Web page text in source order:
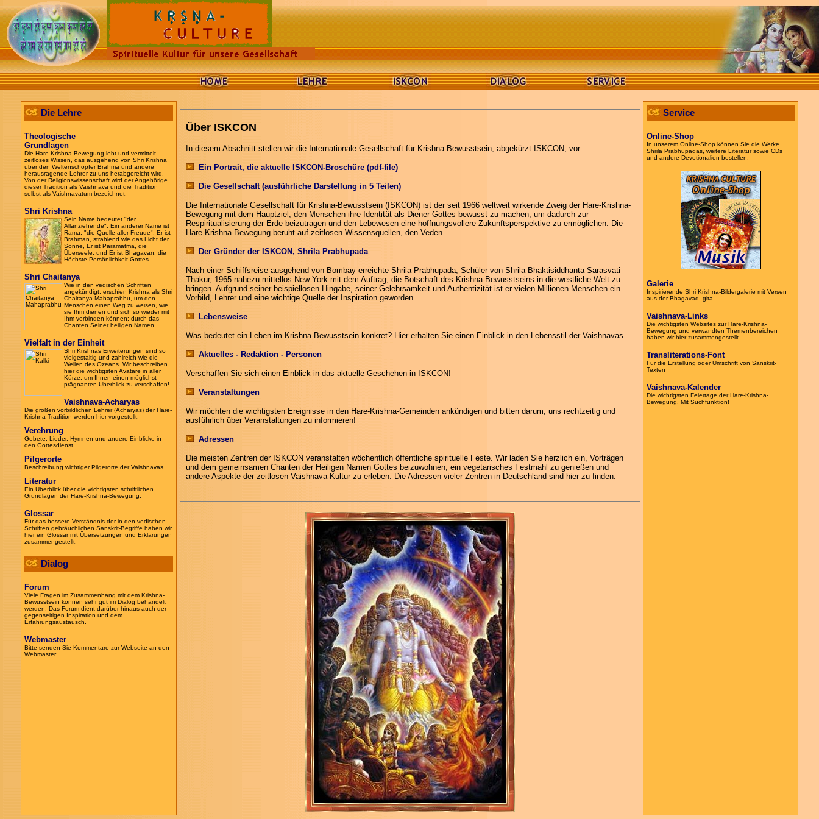
Die Lehre
Theologische
Grundlagen
Die Hare-Krishna-Bewegung lebt und vermittelt
zeitloses Wissen, das ausgehend von Shri Krishna
über den Weltenschöpfer Brahma und andere
herausragende Lehrer zu uns herabgereicht wird.
Von der Religionswissenschaft wird der Angehörige
dieser Tradition als Vaishnava und die Tradition
selbst als Vaishnavatum bezeichnet.
Shri Krishna
Sein Name bedeutet "der
Allanziehende". Ein anderer Name ist
Rama, "die Quelle aller Freude". Er ist
Brahman, strahlend wie das Licht der
Sonne, Er ist Paramatma, die
Überseele, und Er ist Bhagavan, die
Höchste Persönlichkeit Gottes.
Shri Chaitanya
Wie in den vedischen Schriften
angekündigt, erschien Krishna als Shri
Chaitanya Mahaprabhu, um den
Menschen einen Weg zu weisen, wie
sie Ihm dienen und sich so wieder mit
Ihm verbinden können: durch das
Chanten Seiner heiligen Namen.
Vielfalt in der Einheit
Shri Krishnas Erweiterungen sind so
vielgestaltig und zahlreich wie die
Wellen des Ozeans. Wir beschreiben
hier die wichtigsten Avatare in aller
Kürze, um Ihnen einen möglichst
prägnanten Überblick zu verschaffen!
Vaishnava-Acharyas
Die großen vorbildlichen Lehrer (Acharyas) der Hare-
Krishna-Tradition werden hier vorgestellt.
Verehrung
Gebete, Lieder, Hymnen und andere Einblicke in
den Gottesdienst.
Pilgerorte
Beschreibung wichtiger Pilgerorte der Vaishnavas.
Literatur
Ein Überblick über die wichtigsten schriftlichen
Grundlagen der Hare-Krishna-Bewegung.
Glossar
Für das bessere Verständnis der in den vedischen
Schriften gebräuchlichen Sanskrit-Begriffe haben wir
hier ein Glossar mit Übersetzungen und Erklärungen
zusammengestellt.
Dialog
Forum
Viele Fragen im Zusammenhang mit dem Krishna-
Bewusstsein können sehr gut im Dialog behandelt
werden. Das Forum dient darüber hinaus auch der
gegenseitigen Inspiration und dem
Erfahrungsaustausch.
Webmaster
Bitte senden Sie Kommentare zur Webseite an den
Webmaster.
Über ISKCON
In diesem Abschnitt stellen wir die Internationale Gesellschaft für Krishna-Bewusstsein, abgekürzt ISKCON, vor.
Ein Portrait, die aktuelle ISKCON-Broschüre (pdf-file)
Die Gesellschaft (ausführliche Darstellung in 5 Teilen)
Die Internationale Gesellschaft für Krishna-Bewusstsein (ISKCON) ist der seit 1966 weltweit wirkende Zweig der Hare-Krishna-
Bewegung mit dem Hauptziel, den Menschen ihre Identität als Diener Gottes bewusst zu machen, um dadurch zur
Respiritualisierung der Erde beizutragen und den Lebewesen eine hoffnungsvollere Zukunftsperspektive zu ermöglichen. Die
Hare-Krishna-Bewegung beruht auf zeitlosen Wissensquellen, den Veden.
Der Gründer der ISKCON, Shrila Prabhupada
Nach einer Schiffsreise ausgehend von Bombay erreichte Shrila Prabhupada, Schüler von Shrila Bhaktisiddhanta Sarasvati
Thakur, 1965 nahezu mittellos New York mit dem Auftrag, die Botschaft des Krishna-Bewusstseins in die westliche Welt zu
bringen. Aufgrund seiner beispiellosen Hingabe, seiner Gelehrsamkeit und Authentizität ist er vielen Millionen Menschen ein
Vorbild, Lehrer und eine wichtige Quelle der Inspiration geworden.
Lebensweise
Was bedeutet ein Leben im Krishna-Bewusstsein konkret? Hier erhalten Sie einen Einblick in den Lebensstil der Vaishnavas.
Aktuelles - Redaktion - Personen
Verschaffen Sie sich einen Einblick in das aktuelle Geschehen in ISKCON!
Veranstaltungen
Wir möchten die wichtigsten Ereignisse in den Hare-Krishna-Gemeinden ankündigen und bitten darum, uns rechtzeitig und
ausführlich über Veranstaltungen zu informieren!
Adressen
Die meisten Zentren der ISKCON veranstalten wöchentlich öffentliche spirituelle Feste. Wir laden Sie herzlich ein, Vorträgen
und dem gemeinsamen Chanten der Heiligen Namen Gottes beizuwohnen, ein vegetarisches Festmahl zu genießen und
andere Aspekte der zeitlosen Vaishnava-Kultur zu erleben. Die Adressen vieler Zentren in Deutschland sind hier zu finden.
Service
Online-Shop
In unserem Online-Shop können Sie die Werke
Shrila Prabhupadas, weitere Literatur sowie CDs
und andere Devotionalien bestellen.
Galerie
Inspirierende Shri Krishna-Bildergalerie mit Versen
aus der Bhagavad- gita
Vaishnava-Links
Die wichtigsten Websites zur Hare-Krishna-
Bewegung und verwandten Themenbereichen
haben wir hier zusammengestellt.
Transliterations-Font
Für die Erstellung oder Umschrift von Sanskrit-
Texten
Vaishnava-Kalender
Die wichtigsten Feiertage der Hare-Krishna-
Bewegung. Mit Suchfunktion!